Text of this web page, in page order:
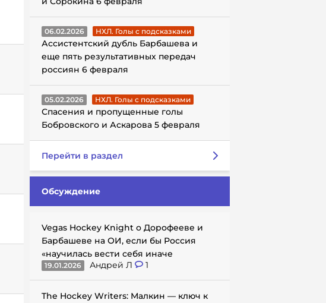
06.02.2026 НХЛ. Голы с подсказками
Ассистентский дубль Барбашева и
еще пять результативных передач
россиян 6 февраля
05.02.2026 НХЛ. Голы с подсказками
Спасения и пропущенные голы
Бобровского и Аскарова 5 февраля
Перейти в раздел
Обсуждение
Vegas Hockey Knight о Дорофееве и
Барбашеве на ОИ, если бы Россия
«научилась вести себя иначе
19.01.2026 Андрей Л 1
The Hockey Writers: Малкин — ключ к